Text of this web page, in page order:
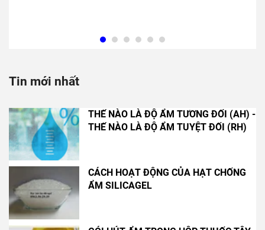
Tin mới nhất
THẾ NÀO LÀ ĐỘ ẨM TƯƠNG ĐỐI (AH) -
THẾ NÀO LÀ ĐỘ ẨM TUYỆT ĐỐI (RH)
CÁCH HOẠT ĐỘNG CỦA HẠT CHỐNG
ẨM SILICAGEL